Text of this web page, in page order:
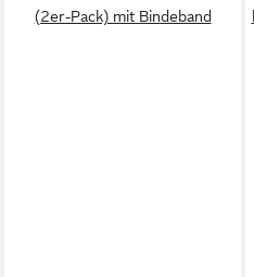
(2er-Pack) mit Bindeband